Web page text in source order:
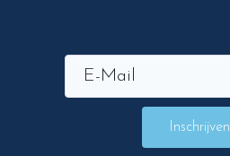
Inschrijven